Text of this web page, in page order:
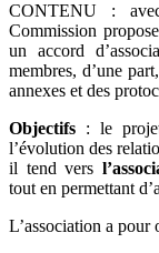
CONTENU :
Commission
un accord
membres, d’une
annexes et des
Objectifs : le
l’évolution des
il tend vers
tout en permettant
L’association a